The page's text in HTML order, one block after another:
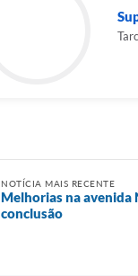
NOTÍCIA MAIS RECENTE
Melhorias na avenida
conclusão